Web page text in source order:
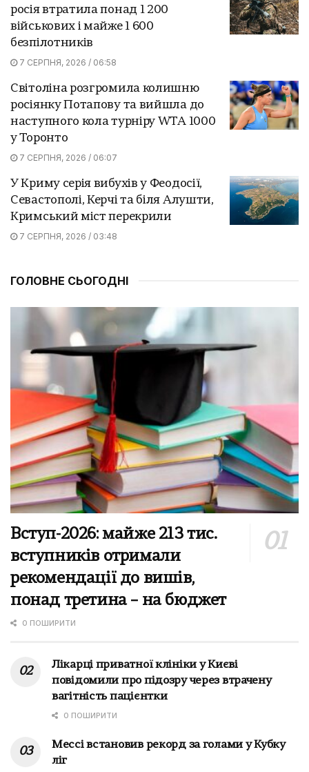
росія втратила понад 1 200
військових і майже 1 600
безпілотників
7 СЕРПНЯ, 2026 / 06:58
Світоліна розгромила колишню
росіянку Потапову та вийшла до
наступного кола турніру WTA 1000
у Торонто
7 СЕРПНЯ, 2026 / 06:07
У Криму серія вибухів у Феодосії,
Севастополі, Керчі та біля Алушти,
Кримський міст перекрили
7 СЕРПНЯ, 2026 / 03:48
ГОЛОВНЕ СЬОГОДНІ
Вступ-2026: майже 213 тис.
вступників отримали
рекомендації до вишів,
понад третина – на бюджет
0 ПОШИРИТИ
Лікарці приватної клініки у Києві
повідомили про підозру через втрачену
вагітність пацієнтки
0 ПОШИРИТИ
Мессі встановив рекорд за голами у Кубку
ліг